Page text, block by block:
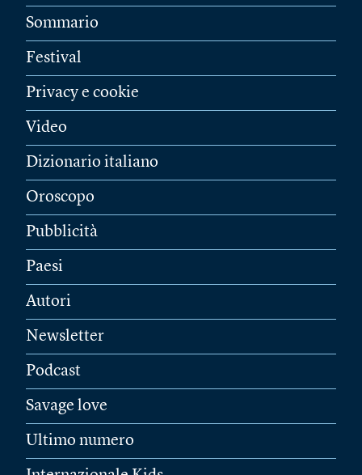
Sommario
Festival
Privacy e cookie
Video
Dizionario italiano
Oroscopo
Pubblicità
Paesi
Autori
Newsletter
Podcast
Savage love
Ultimo numero